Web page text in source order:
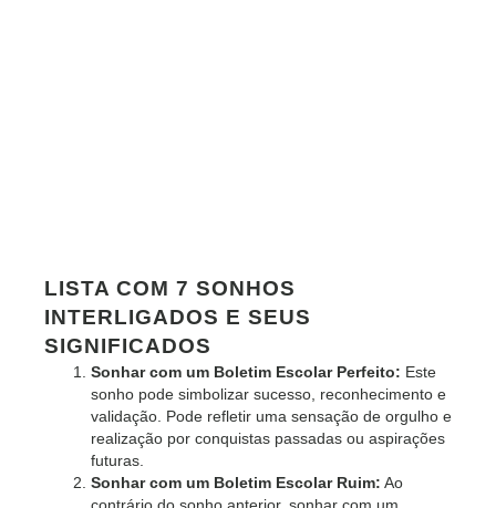
LISTA COM 7 SONHOS
INTERLIGADOS E SEUS
SIGNIFICADOS
Sonhar com um Boletim Escolar Perfeito: Este
sonho pode simbolizar sucesso, reconhecimento e
validação. Pode refletir uma sensação de orgulho e
realização por conquistas passadas ou aspirações
futuras.
Sonhar com um Boletim Escolar Ruim: Ao